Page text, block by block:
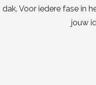
dak. Voor iedere fase in
jouw